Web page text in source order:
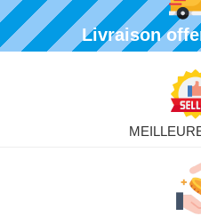
Livraison